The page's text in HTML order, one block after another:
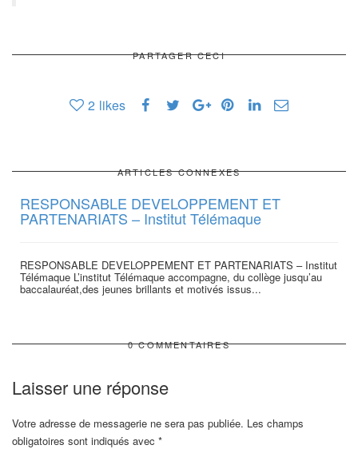
PARTAGER CECI
2 likes
ARTICLES CONNEXES
RESPONSABLE DEVELOPPEMENT ET
PARTENARIATS – Institut Télémaque
RESPONSABLE DEVELOPPEMENT ET PARTENARIATS – Institut
Télémaque L’institut Télémaque accompagne, du collège jusqu’au
baccalauréat,des jeunes brillants et motivés issus...
0 COMMENTAIRES
Laisser une réponse
Votre adresse de messagerie ne sera pas publiée. Les champs
obligatoires sont indiqués avec *